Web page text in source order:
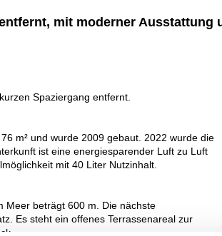
mit moderner Ausstattung
Spaziergang entfernt.
m² und wurde 2009 gebaut. 2022 wurde die
ist eine energiesparender Luft zu Luft
mit 40 Liter Nutzinhalt.
Meer beträgt 600 m. Die nächste
Es steht ein offenes Terrassenareal zur